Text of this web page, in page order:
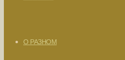
О РАЗНОМ